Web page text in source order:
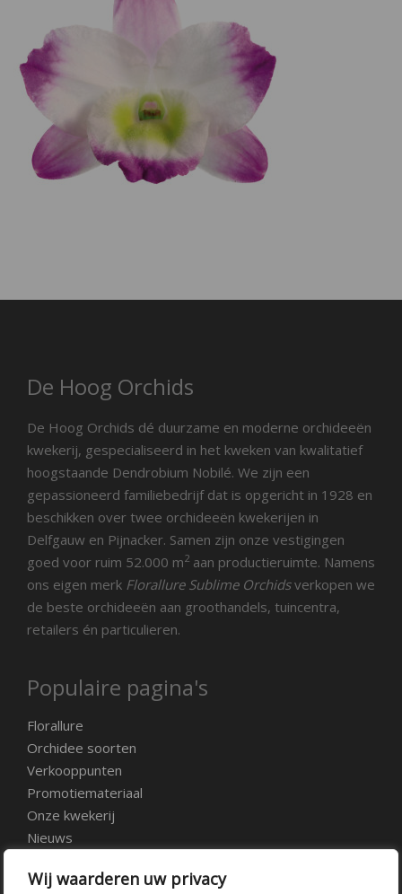
Wij waarderen uw privacy
De Hoog Orchids
De Hoog Orchids dé duurzame en moderne orchideeën
kwekerij, gespecialiseerd in het kweken van kwalitatief
hoogstaande Dendrobium Nobilé. We zijn een
gepassioneerd familiebedrijf dat is opgericht in 1928 en
beschikken over twee orchideeën kwekerijen in
Delfgauw en Pijnacker. Samen zijn onze vestigingen
goed voor ruim 52.000 m2 aan productieruimte. Namens
ons eigen merk Florallure Sublime Orchidsverkopen we
de beste orchideeën aan groothandels, tuincentra,
retailers én particulieren.
Populaire pagina's
Florallure
Orchidee soorten
Verkooppunten
Promotiemateriaal
Onze kwekerij
Nieuws
Veelgestelde vragen